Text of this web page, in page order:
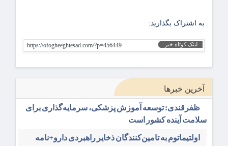
به اشتراک بگذارید:
لینک کوتاه خبر: https://ofogheeghtesad.com/?p=456449
آخرین خبرها
ظفرقندی: توسعه آموزش پزشکی، سرمایه‌گذاری برای
سلامت آینده کشور است
اولتیماتوم به تامین‌کنندگان ذخایر راهبردی دارو+نامه